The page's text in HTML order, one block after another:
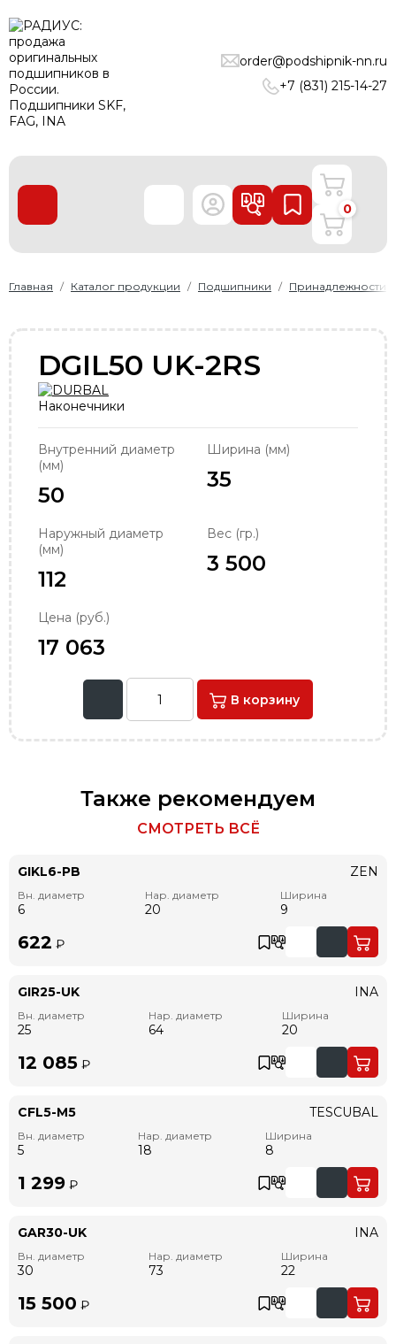
order@podshipnik-nn.ru
+7 (831) 215-14-27
ПОДШИПНИКИ
ЛИНЕЙНЫЕ ТЕХНОЛОГИИ
РЕМНИ
О нас
Доставка и оплата
+7 (831) 215-14-27
order@podshipnik-nn.ru
0
Главная Каталог продукции Подшипники Принадлежности
DGIL50 UK-2RS
Наконечники
Внутренний диаметр
(мм)
50
Ширина (мм)
35
Наружный диаметр
(мм)
112
Вес (гр.)
3 500
Цена (руб.)
17 063
В корзину
Также рекомендуем
СМОТРЕТЬ ВСЁ
GIKL6-PB
Вн. диаметр
6
Нар. диаметр
20
Ширина
9
ZEN
622 ₽
GIR25-UK
Вн. диаметр
25
Нар. диаметр
64
Ширина
20
INA
12 085 ₽
CFL5-M5
Вн. диаметр
5
Нар. диаметр
18
Ширина
8
TESCUBAL
1 299 ₽
GAR30-UK
Вн. диаметр
30
Нар. диаметр
73
Ширина
22
INA
15 500 ₽